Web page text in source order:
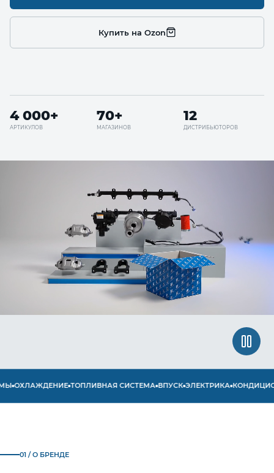
Купить на Ozon
4 000+
АРТИКУЛОВ
70+
МАГАЗИНОВ
12
ДИСТРИБЬЮТОРОВ
ОХЛАЖДЕНИЕ ТОПЛИВНАЯ СИСТЕМА ВПУСК ЭЛЕКТРИКА
01 / О БРЕНДЕ